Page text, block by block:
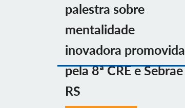
palestra sobre
mentalidade
inovadora promovida
pela 8ª CRE e Sebrae
RS